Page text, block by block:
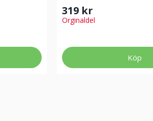
319 kr
Orginaldel
Köp